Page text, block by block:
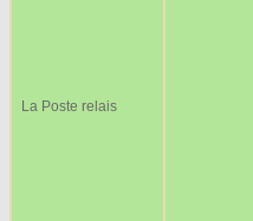
La Poste relais